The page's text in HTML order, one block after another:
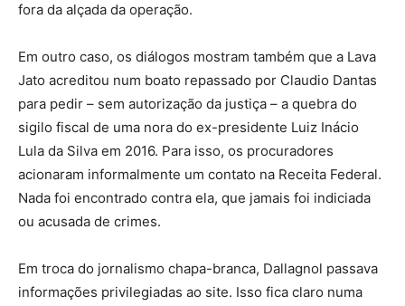
fora da alçada da operação.
Em outro caso, os diálogos mostram também que a Lava
Jato acreditou num boato repassado por Claudio Dantas
para pedir – sem autorização da justiça – a quebra do
sigilo fiscal de uma nora do ex-presidente Luiz Inácio
Lula da Silva em 2016. Para isso, os procuradores
acionaram informalmente um contato na Receita Federal.
Nada foi encontrado contra ela, que jamais foi indiciada
ou acusada de crimes.
Em troca do jornalismo chapa-branca, Dallagnol passava
informações privilegiadas ao site. Isso fica claro numa